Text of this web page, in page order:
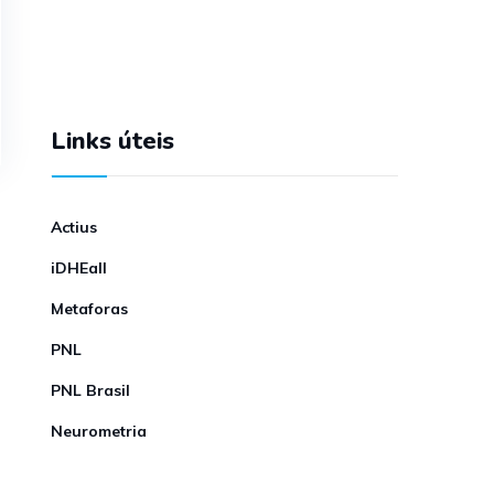
Links úteis
Actius
iDHEall
Metaforas
PNL
PNL Brasil
Neurometria